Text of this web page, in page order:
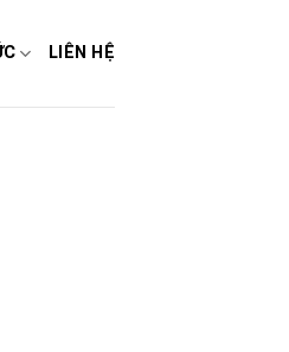
LIÊN HỆ